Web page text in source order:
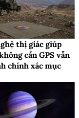
thị giác giúp
cần GPS vẫn
chính xác mục